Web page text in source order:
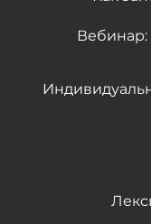
Вебинар: